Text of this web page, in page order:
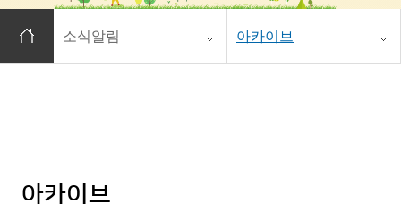
홈으로 이동
소식알림 아카이브
아카이브